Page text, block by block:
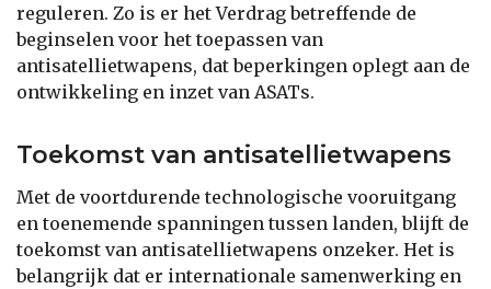
reguleren. Zo is er het Verdrag betreffende de
beginselen voor het toepassen van
antisatellietwapens, dat beperkingen oplegt aan de
ontwikkeling en inzet van ASATs.
Toekomst van antisatellietwapens
Met de voortdurende technologische vooruitgang
en toenemende spanningen tussen landen, blijft de
toekomst van antisatellietwapens onzeker. Het is
belangrijk dat er internationale samenwerking en